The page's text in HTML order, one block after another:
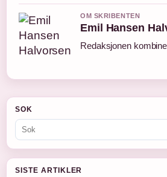
OM SKRIBENTEN
Emil Hansen
Redaksjonen
SOK
SISTE ARTIKLER